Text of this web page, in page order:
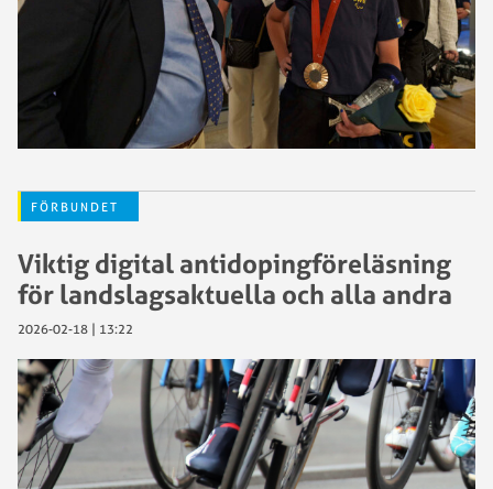
FÖRBUNDET
Viktig digital antidopingföreläsning
för landslagsaktuella och alla andra
2026-02-18 | 13:22